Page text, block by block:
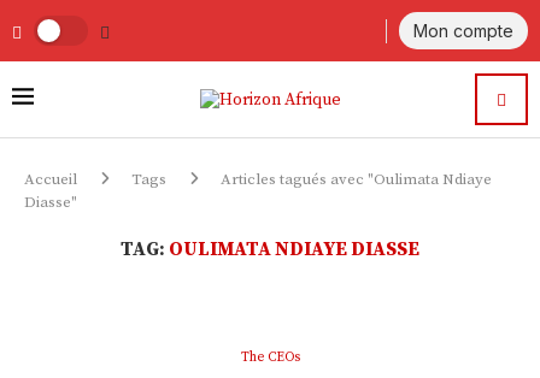
Mon compte
Accueil Tags
Articles tagués avec "Oulimata Ndiaye
Diasse"
TAG: OULIMATA NDIAYE DIASSE
The CEOs